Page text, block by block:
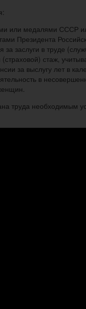
или медалями СССР
Президента
за заслуги в труде
стаж,
за выслугу лет в
в
труда необходимым